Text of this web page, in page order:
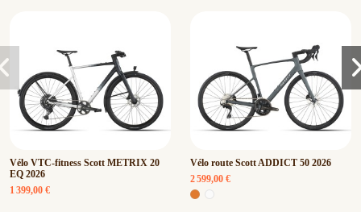
Vélo VTC-fitness Scott METRIX 20
EQ 2026
1 399,00 €
Vélo route Scott ADDICT 50 2026
2 599,00 €